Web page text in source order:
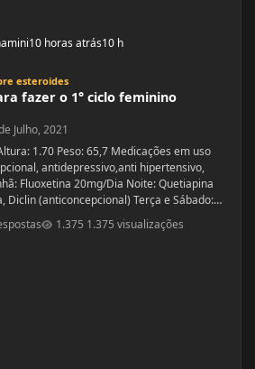
10 horas atrás10 h
esteroides
fazer o 1° ciclo feminino
Julho, 2021
antidepressivo,anti hipertensivo,
(anticoncepcional) Terça e Sábado:
1.375 visualizações